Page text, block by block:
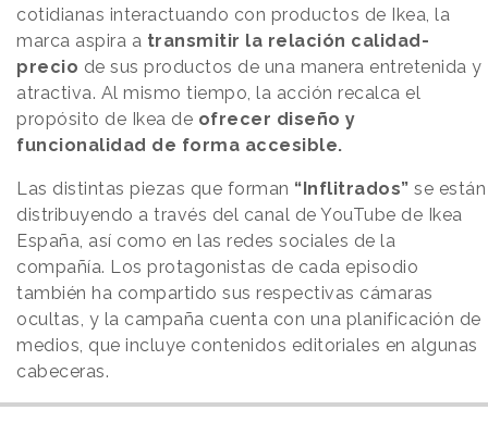
cotidianas interactuando con productos de Ikea, la
marca aspira a transmitir la relación calidad-
precio de sus productos de una manera entretenida y
atractiva. Al mismo tiempo, la acción recalca el
propósito de Ikea de ofrecer diseño y
funcionalidad de forma accesible.
Las distintas piezas que forman “Inflitrados” se están
distribuyendo a través del canal de YouTube de Ikea
España, así como en las redes sociales de la
compañía. Los protagonistas de cada episodio
también ha compartido sus respectivas cámaras
ocultas, y la campaña cuenta con una planificación de
medios, que incluye contenidos editoriales en algunas
cabeceras.